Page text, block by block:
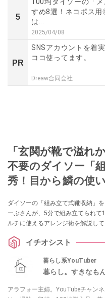
5
100均ダイソーの「
すめ8選！ネコポス
は...
2025/04/08
PR
SNSアカウントを着
ココ使ってます。
Dreaw合同会社
「玄関が靴で溢れ
不要のダイソー「
秀！目から鱗の使
ダイソーの「組み立て式靴収納」
ーぶさんが、5分で組み立てられ
ルチに使えるアレンジ術を解説して
イチオシスト
暮らし系YouTuber
暮らし。すきなも
アラフォー主婦。YouTubeチャン